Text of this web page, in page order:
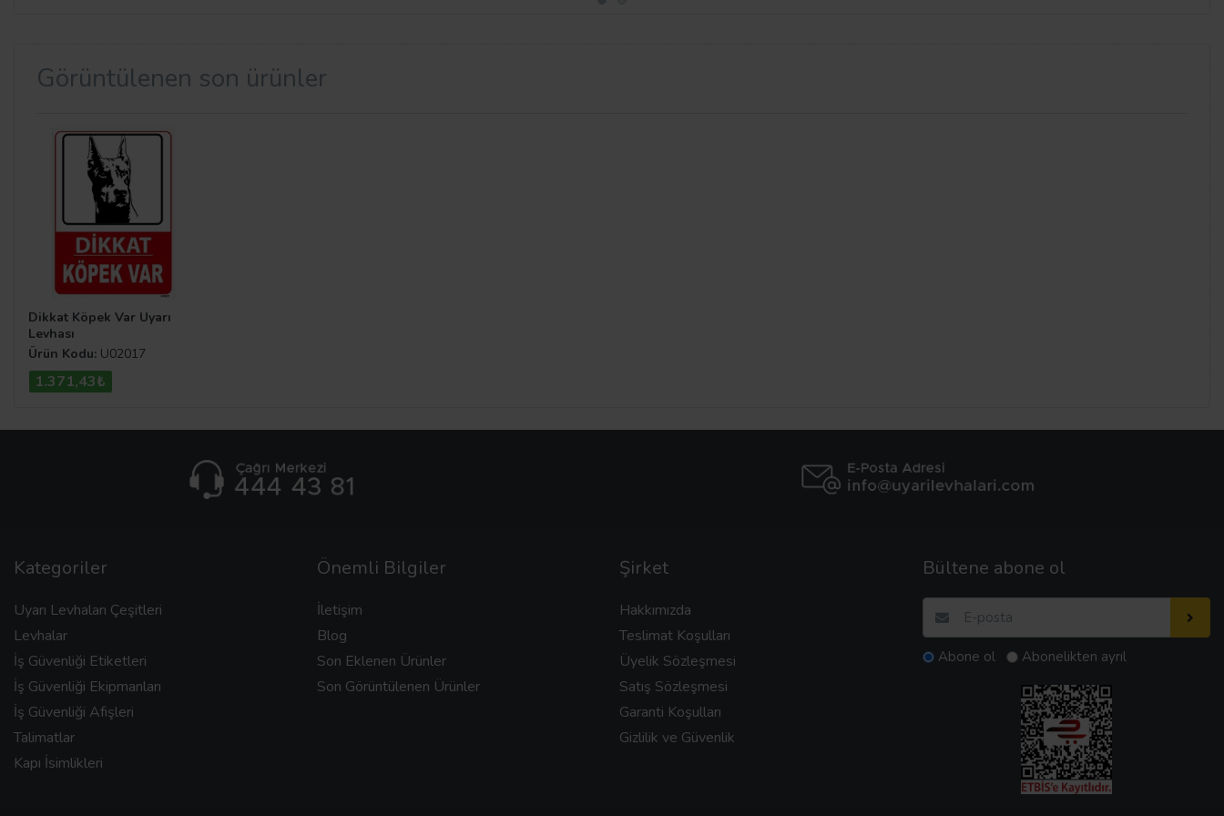
Görüntülenen son ürünler
Dikkat Köpek Var Uyarı
Levhası
Ürün Kodu: U02017
1.371,43₺
Kategoriler
Uyarı Levhaları Çeşitleri
Levhalar
İş Güvenliği Etiketleri
İş Güvenliği Ekipmanları
İş Güvenliği Afişleri
Talimatlar
Kapı İsimlikleri
Önemli Bilgiler
İletişim
Blog
Son Eklenen Ürünler
Son Görüntülenen Ürünler
Şirket
Hakkımızda
Teslimat Koşulları
Üyelik Sözleşmesi
Satış Sözleşmesi
Garanti Koşulları
Gizlilik ve Güvenlik
Bültene abone ol
Abone ol Abonelikten ayrıl